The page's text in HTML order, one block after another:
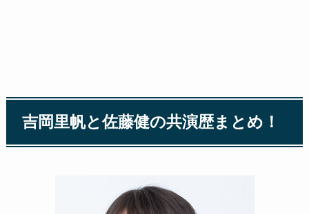
吉岡里帆と佐藤健の共演歴まとめ！